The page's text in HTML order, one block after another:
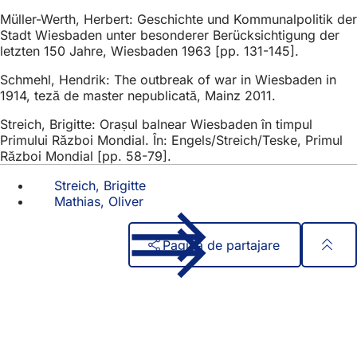
Müller-Werth, Herbert: Geschichte und Kommunalpolitik der
Stadt Wiesbaden unter besonderer Berücksichtigung der
letzten 150 Jahre, Wiesbaden 1963 [pp. 131-145].
Schmehl, Hendrik: The outbreak of war in Wiesbaden in
1914, teză de master nepublicată, Mainz 2011.
Streich, Brigitte: Orașul balnear Wiesbaden în timpul
Primului Război Mondial. În: Engels/Streich/Teske, Primul
Război Mondial [pp. 58-79].
Streich, Brigitte
Mathias, Oliver
Pagina de partajare